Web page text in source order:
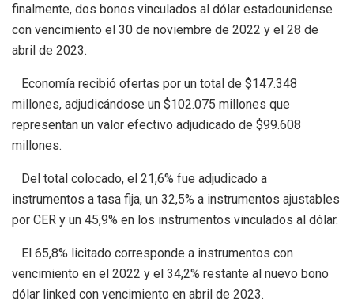
finalmente, dos bonos vinculados al dólar estadounidense
con vencimiento el 30 de noviembre de 2022 y el 28 de
abril de 2023.
Economía recibió ofertas por un total de $147.348
millones, adjudicándose un $102.075 millones que
representan un valor efectivo adjudicado de $99.608
millones.
Del total colocado, el 21,6% fue adjudicado a
instrumentos a tasa fija, un 32,5% a instrumentos ajustables
por CER y un 45,9% en los instrumentos vinculados al dólar.
El 65,8% licitado corresponde a instrumentos con
vencimiento en el 2022 y el 34,2% restante al nuevo bono
dólar linked con vencimiento en abril de 2023.